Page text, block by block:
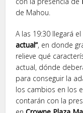
de Mahou.
A las 19:30 llegará
actual”, en donde
relieve qué
actual, dónde
para conseguir la
los cambios en los
contarán con la